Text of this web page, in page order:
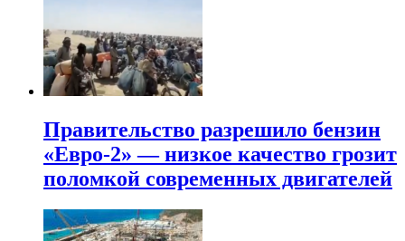
Правительство разрешило бензин
«Евро-2» — низкое качество грозит
поломкой современных двигателей